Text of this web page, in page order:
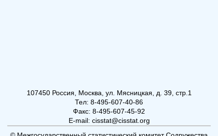
107450 Россия, Москва, ул. Мясницкая, д. 39, стр.1
Тел: 8-495-607-40-86
Факс: 8-495-607-45-92
E-mail: cisstat@cisstat.org